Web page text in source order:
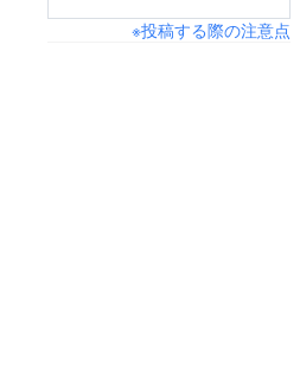
※投稿する際の注意点